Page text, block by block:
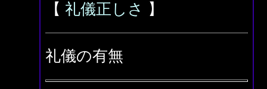
【 礼儀正しさ 】
礼儀の有無